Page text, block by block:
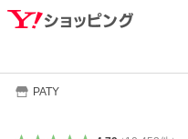
PATY